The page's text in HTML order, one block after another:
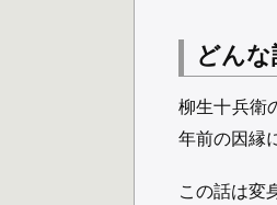
どんな
柳生十兵衛
年前の因縁
この話は変